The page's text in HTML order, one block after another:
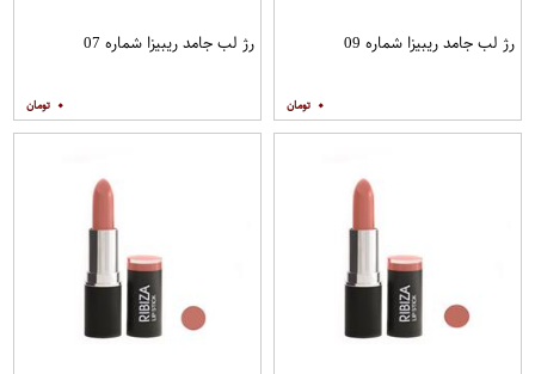
رژ لب جامد ریبیزا شماره 09
۰
رژ لب جامد ریبیزا شماره 07
۰